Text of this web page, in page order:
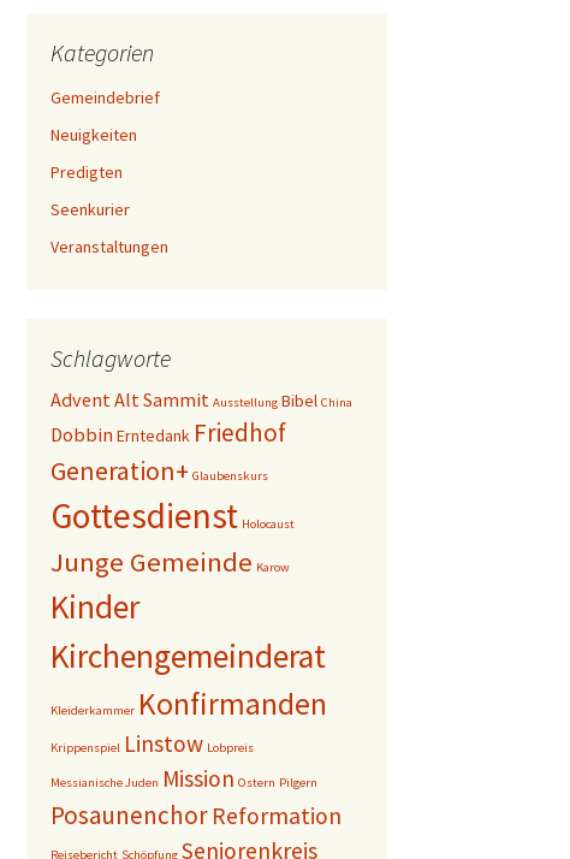
Kategorien
Gemeindebrief
Neuigkeiten
Predigten
Seenkurier
Veranstaltungen
Schlagworte
AdventAlt Sammit Ausstellung Bibel China
Dobbin Erntedank Friedhof
Generation+ Glaubenskurs
Gottesdienst Holocaust
Junge Gemeinde Karow
Kinder
Kirchengemeinderat
Kleiderkammer Konfirmanden
Krippenspiel Linstow Lobpreis
Messianische Juden Mission Ostern Pilgern
Posaunenchor Reformation
Reisebericht Schöpfung Seniorenkreis